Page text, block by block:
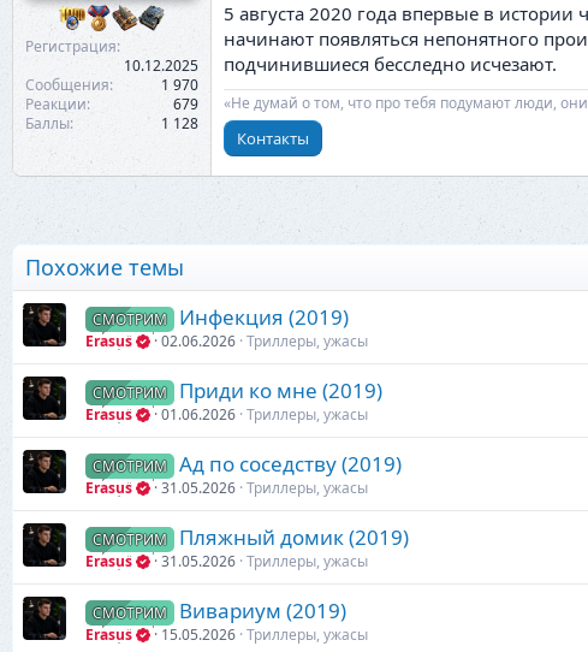
Регистрация
10.12.2025
Сообщения
1 970
Реакции
679
Баллы
1 128
5 августа 2020 года впервые в истории
начинают появляться непонятного
подчинившиеся бесследно исчезают.
«Не думай о том, что про тебя подумают люди,
Контакты
Похожие темы
СМОТРИМ Инфекция (2019)
Erasus 02.06.2026 Триллеры, ужасы
СМОТРИМ Приди ко мне (2019)
Erasus 01.06.2026 Триллеры, ужасы
СМОТРИМ Ад по соседству (2019)
Erasus 31.05.2026 Триллеры, ужасы
СМОТРИМ Пляжный домик (2019)
Erasus 31.05.2026 Триллеры, ужасы
СМОТРИМ Вивариум (2019)
Erasus 15.05.2026 Триллеры, ужасы